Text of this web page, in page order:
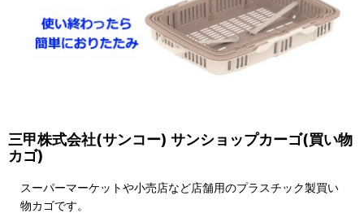
三甲株式会社(サンコー) サンショップカーゴ(買い物
カゴ)
スーパーマーケットや小売店など店舗用のプラスチック製買い
物カゴです。